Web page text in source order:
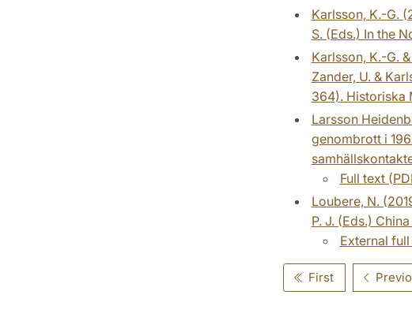
Karlsson, K.-G.
S. (Eds.) In the
Karlsson, K.-G.
Zander, U. &
364). Historiska
Larsson
genombrott i
Full text
Loubere, N.
P. J. (Eds.)
External
First